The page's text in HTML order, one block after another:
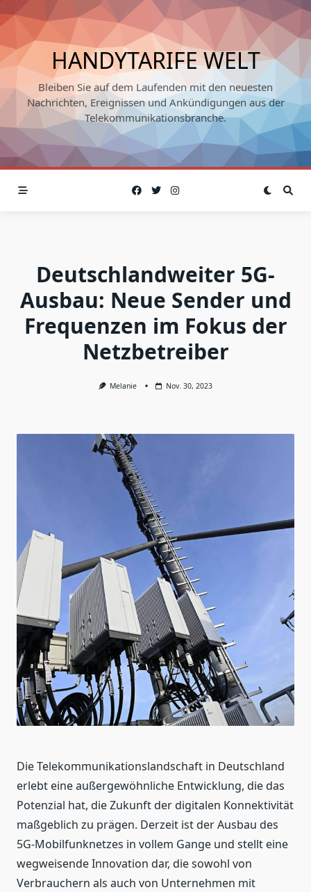
Skip
to
content
HANDYTARIFE WELT
Bleiben Sie auf dem Laufenden mit den neuesten
Nachrichten, Ereignissen und Ankündigungen aus der
Telekommunikationsbranche.
Deutschlandweiter 5G-
Ausbau: Neue Sender und
Frequenzen im Fokus der
Netzbetreiber
Melanie Nov. 30, 2023
Die Telekommunikationslandschaft in Deutschland
erlebt eine außergewöhnliche Entwicklung, die das
Potenzial hat, die Zukunft der digitalen Konnektivität
maßgeblich zu prägen. Derzeit ist der Ausbau des
5G-Mobilfunknetzes in vollem Gange und stellt eine
wegweisende Innovation dar, die sowohl von
Verbrauchern als auch von Unternehmen mit